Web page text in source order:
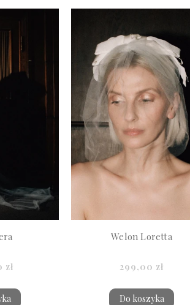
zł
Welon Loretta
299,00 zł
Do koszyka